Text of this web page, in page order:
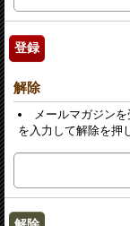
解除
メールマガジン
を入力して解除を押